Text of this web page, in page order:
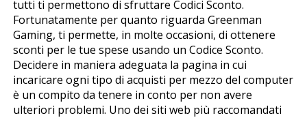
tutti ti permettono di sfruttare Codici Sconto.
Fortunatamente per quanto riguarda Greenman
Gaming, ti permette, in molte occasioni, di ottenere
sconti per le tue spese usando un Codice Sconto.
Decidere in maniera adeguata la pagina in cui
incaricare ogni tipo di acquisti per mezzo del computer
è un compito da tenere in conto per non avere
ulteriori problemi. Uno dei siti web più raccomandati